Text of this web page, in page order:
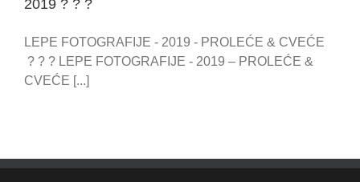
2019 ? ? ?
LEPE FOTOGRAFIJE - 2019 - PROLEĆE & CVEĆE
? ? ? LEPE FOTOGRAFIJE - 2019 – PROLEĆE &
CVEĆE [...]